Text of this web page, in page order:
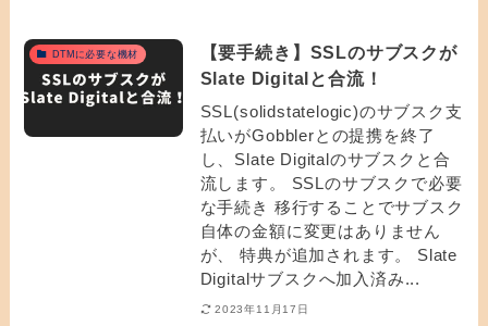
DTMに必要な機材
【要手続き】SSLのサブスクが
Slate Digitalと合流！
SSL(solidstatelogic)のサブスク支
払いがGobblerとの提携を終了
し、Slate Digitalのサブスクと合
流します。 SSLのサブスクで必要
な手続き 移行することでサブスク
自体の金額に変更はありません
が、 特典が追加されます。 Slate
Digitalサブスクへ加入済み...
2023年11月17日